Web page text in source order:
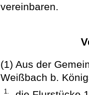
vereinbaren.
(1) Aus der
Weißbach b.
1.